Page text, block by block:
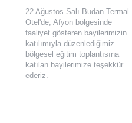
22 Ağustos Salı Budan Termal
Otel'de, Afyon bölgesinde
faaliyet gösteren bayilerimizin
katılımıyla düzenlediğimiz
bölgesel eğitim toplantısına
katılan bayilerimize teşekkür
ederiz.